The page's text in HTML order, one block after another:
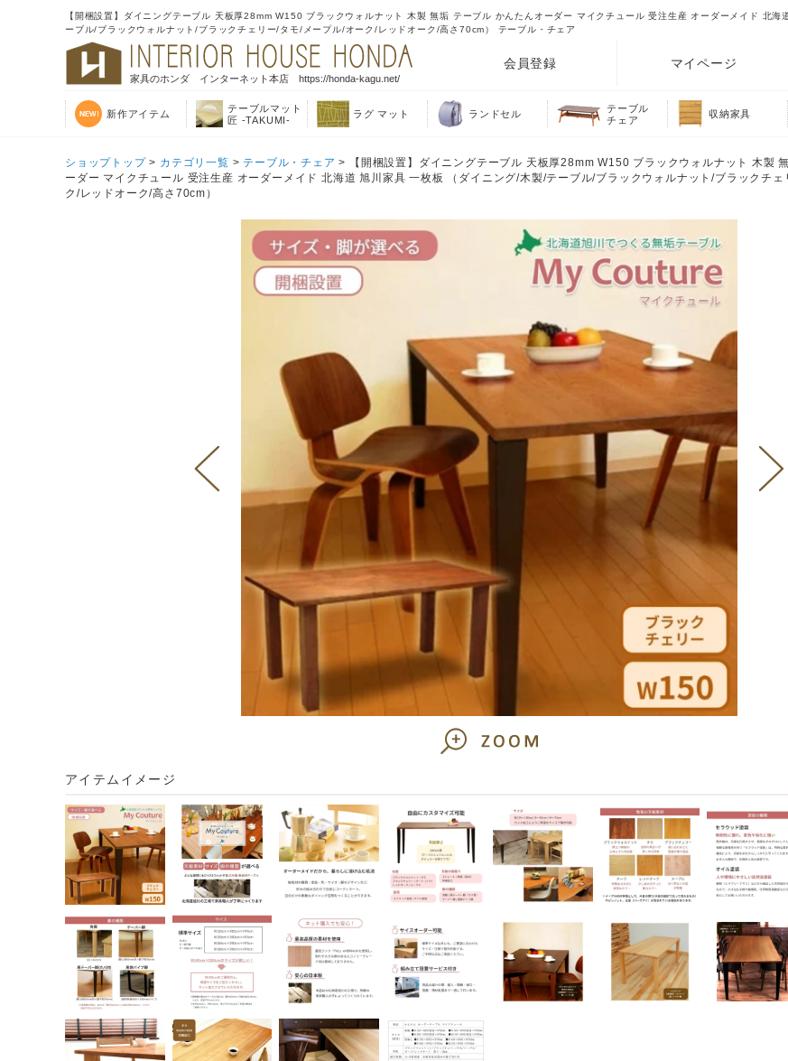
【開梱設置】ダイニングテーブル 天板厚28mm W150 ブラックウォルナット 木製 無垢 テーブル かんたんオーダー マイクチュール 受注生産 オーダーメイド 北海
ーブル/ブラックウォルナット/ブラックチェリー/タモ/メープル/オーク/レッドオーク/高さ70cm） テーブル・チェア
家具のホンダ インターネット本店 https://honda-kagu.net/
会員登録 マイページ
新作アイテム
テーブルマット
匠 -TAKUMI-
ラグ マット ランドセル
テーブル
チェア
収納家具
ショップトップ> カテゴリ一覧 > テーブル・チェア > 【開梱設置】ダイニングテーブル 天板厚28mm W150 ブラックウォルナット 木製
ーダー マイクチュール 受注生産 オーダーメイド 北海道 旭川家具 一枚板 （ダイニング/木製/テーブル/ブラックウォルナット/ブラックチェ
ク/レッドオーク/高さ70cm）
アイテムイメージ